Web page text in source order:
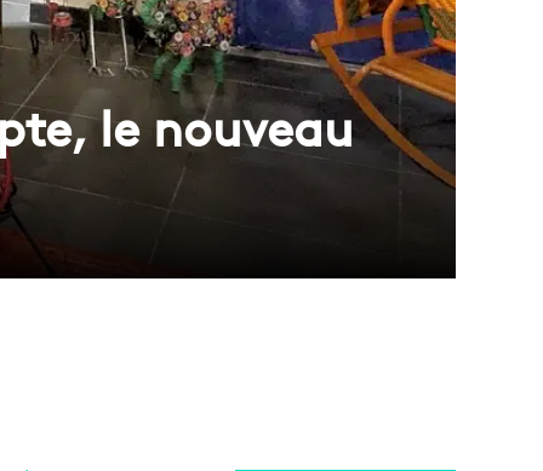
le nouveau